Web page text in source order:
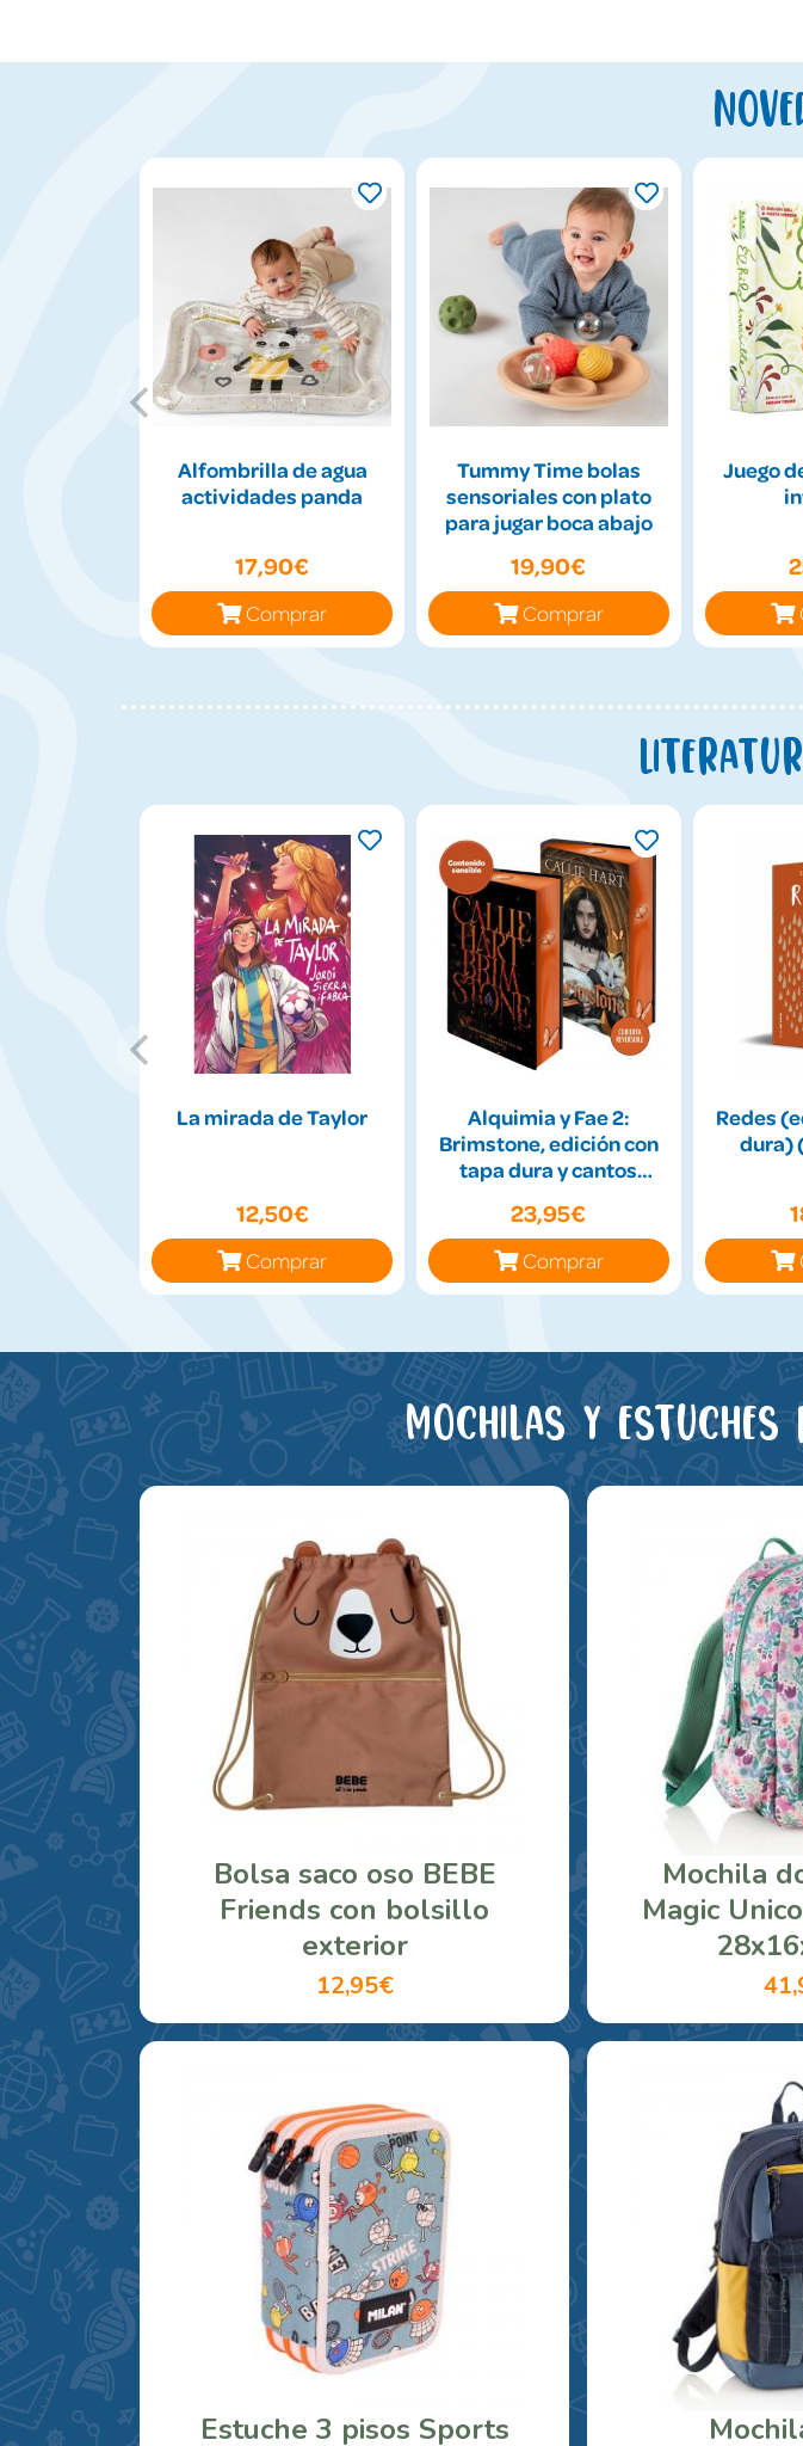
Alfombrilla de agua
actividades panda
17,90€
Comprar
Tummy Time bolas
sensoriales con plato
para jugar boca abajo
19,90€
Comprar
Juego
La mirada de Taylor
12,50€
Comprar
Alquimia y Fae 2:
Brimstone, edición con
tapa dura y cantos
23,95€
Comprar
Redes
dura)
Mochilas y
Bolsa saco oso BEBE
Friends con bolsillo
exterior
12,95€
Mochila
Magic
Estuche 3 pisos Sports